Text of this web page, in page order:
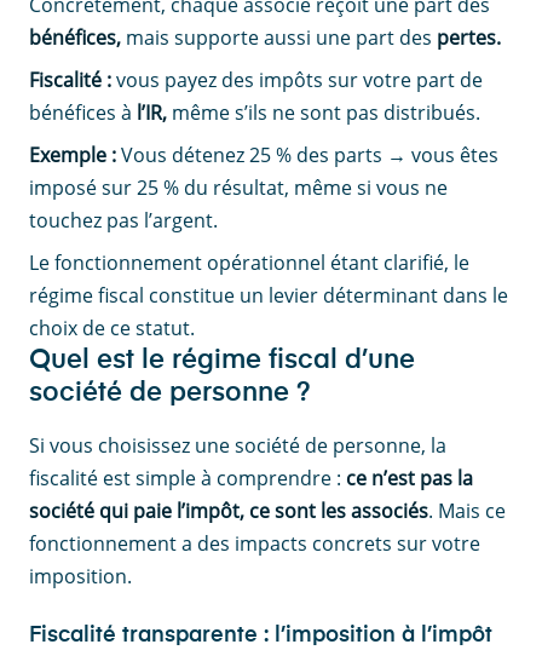
bénéfices, mais supporte aussi une part des pertes.
Fiscalité :vous payez des impôts sur votre part de
bénéfices à l’IR, même s’ils ne sont pas distribués.
Exemple :Vous détenez 25 % des parts → vous êtes
imposé sur 25 % du résultat, même si vous ne
touchez pas l’argent.
Le fonctionnement opérationnel étant clarifié, le
régime fiscal constitue un levier déterminant dans le
choix de ce statut.
Quel est le régime fiscal d’une
société de personne ?
Si vous choisissez une société de personne, la
fiscalité est simple à comprendre : ce n’est pas la
société qui paie l’impôt, ce sont les associés. Mais ce
fonctionnement a des impacts concrets sur votre
imposition.
Fiscalité transparente : l’imposition à l’impôt